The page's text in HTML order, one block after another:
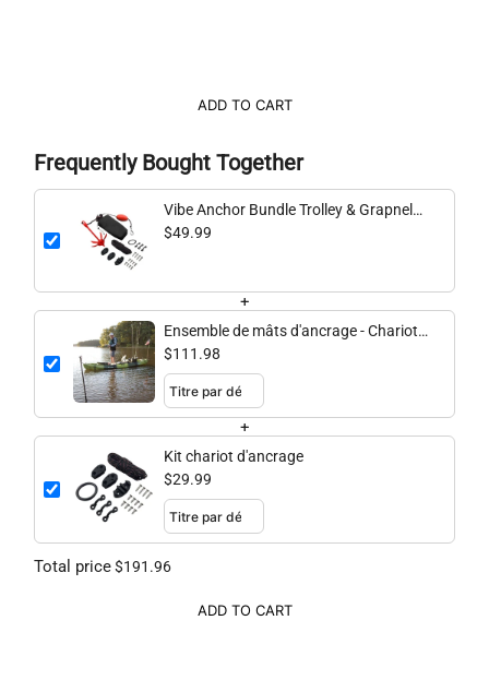
ADD TO CART
Frequently Bought Together
Vibe Anchor Bundle Trolley & Grapnel
Anchor
$49.99
+
Ensemble de mâts d'ancrage - Chariot
et mât d'ancrage en fibre de verre de 7
pieds
$111.98
+
Kit chariot d'ancrage
$29.99
Total price$191.96
ADD TO CART